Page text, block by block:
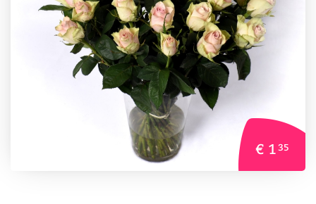
€ 135